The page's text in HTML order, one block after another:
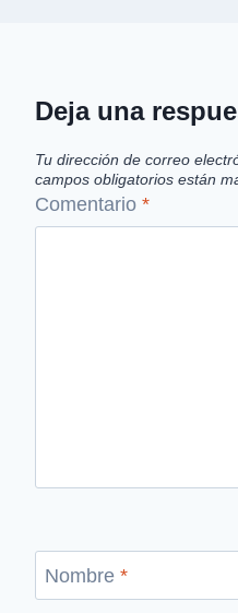
Deja una
Tu dirección de correo
campos obligatorios están
Comentario *
Nombre *